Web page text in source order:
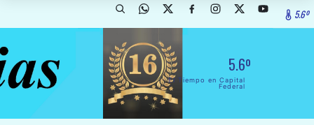
5.6º
5.6º
El Tiempo en Capital
Federal